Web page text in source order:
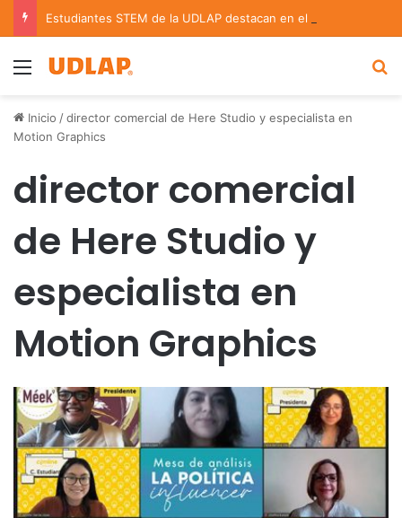
Menu
Inicio /director comercial de Here Studio y especialista en
Motion Graphics
director comercial
de Here Studio y
especialista en
Motion Graphics